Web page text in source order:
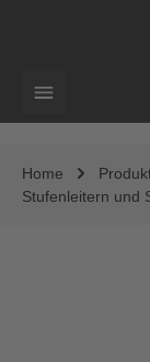
Home
Stufenleitern und